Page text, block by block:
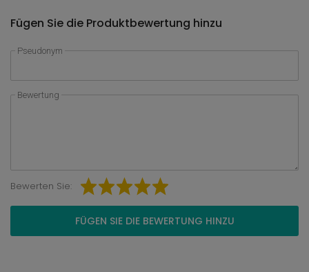
Fügen Sie die Produktbewertung hinzu
Pseudonym
Bewertung
Bewerten Sie:
FÜGEN SIE DIE BEWERTUNG HINZU